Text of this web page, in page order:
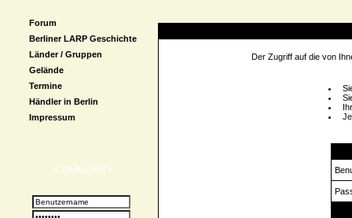
Forum
Berliner LARP Geschichte
Länder / Gruppen
Gelände
Termine
Händler in Berlin
Impressum
COMMUNITY
Der Zugriff auf die von